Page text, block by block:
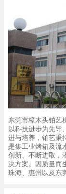
东莞市樟木头铂艺
以科技进步为先导
进与培养，铂艺秉
是集工业烤箱及流
创新、不断进取，
决方案。因质量而
珠海、惠州以及东